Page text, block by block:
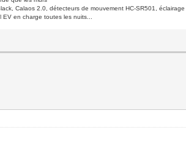
Calaos 2.0, détecteurs de mouvement HC-SR501,
en charge toutes les nuits...